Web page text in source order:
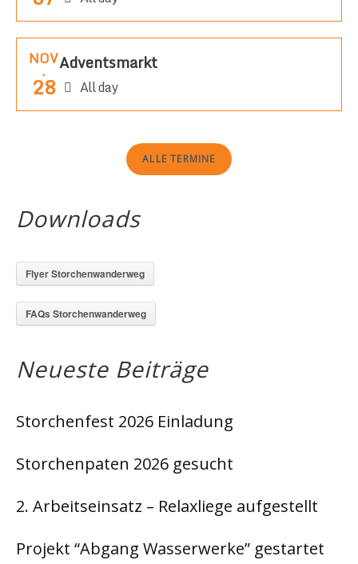
NOV
.
28
Adventsmarkt
All day
ALLE TERMINE
Downloads
Flyer Storchenwanderweg
FAQs Storchenwanderweg
Neueste Beiträge
Storchenfest 2026 Einladung
Storchenpaten 2026 gesucht
2. Arbeitseinsatz – Relaxliege aufgestellt
Projekt “Abgang Wasserwerke” gestartet